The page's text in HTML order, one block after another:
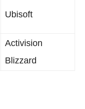
Ubisoft
Activision
Blizzard